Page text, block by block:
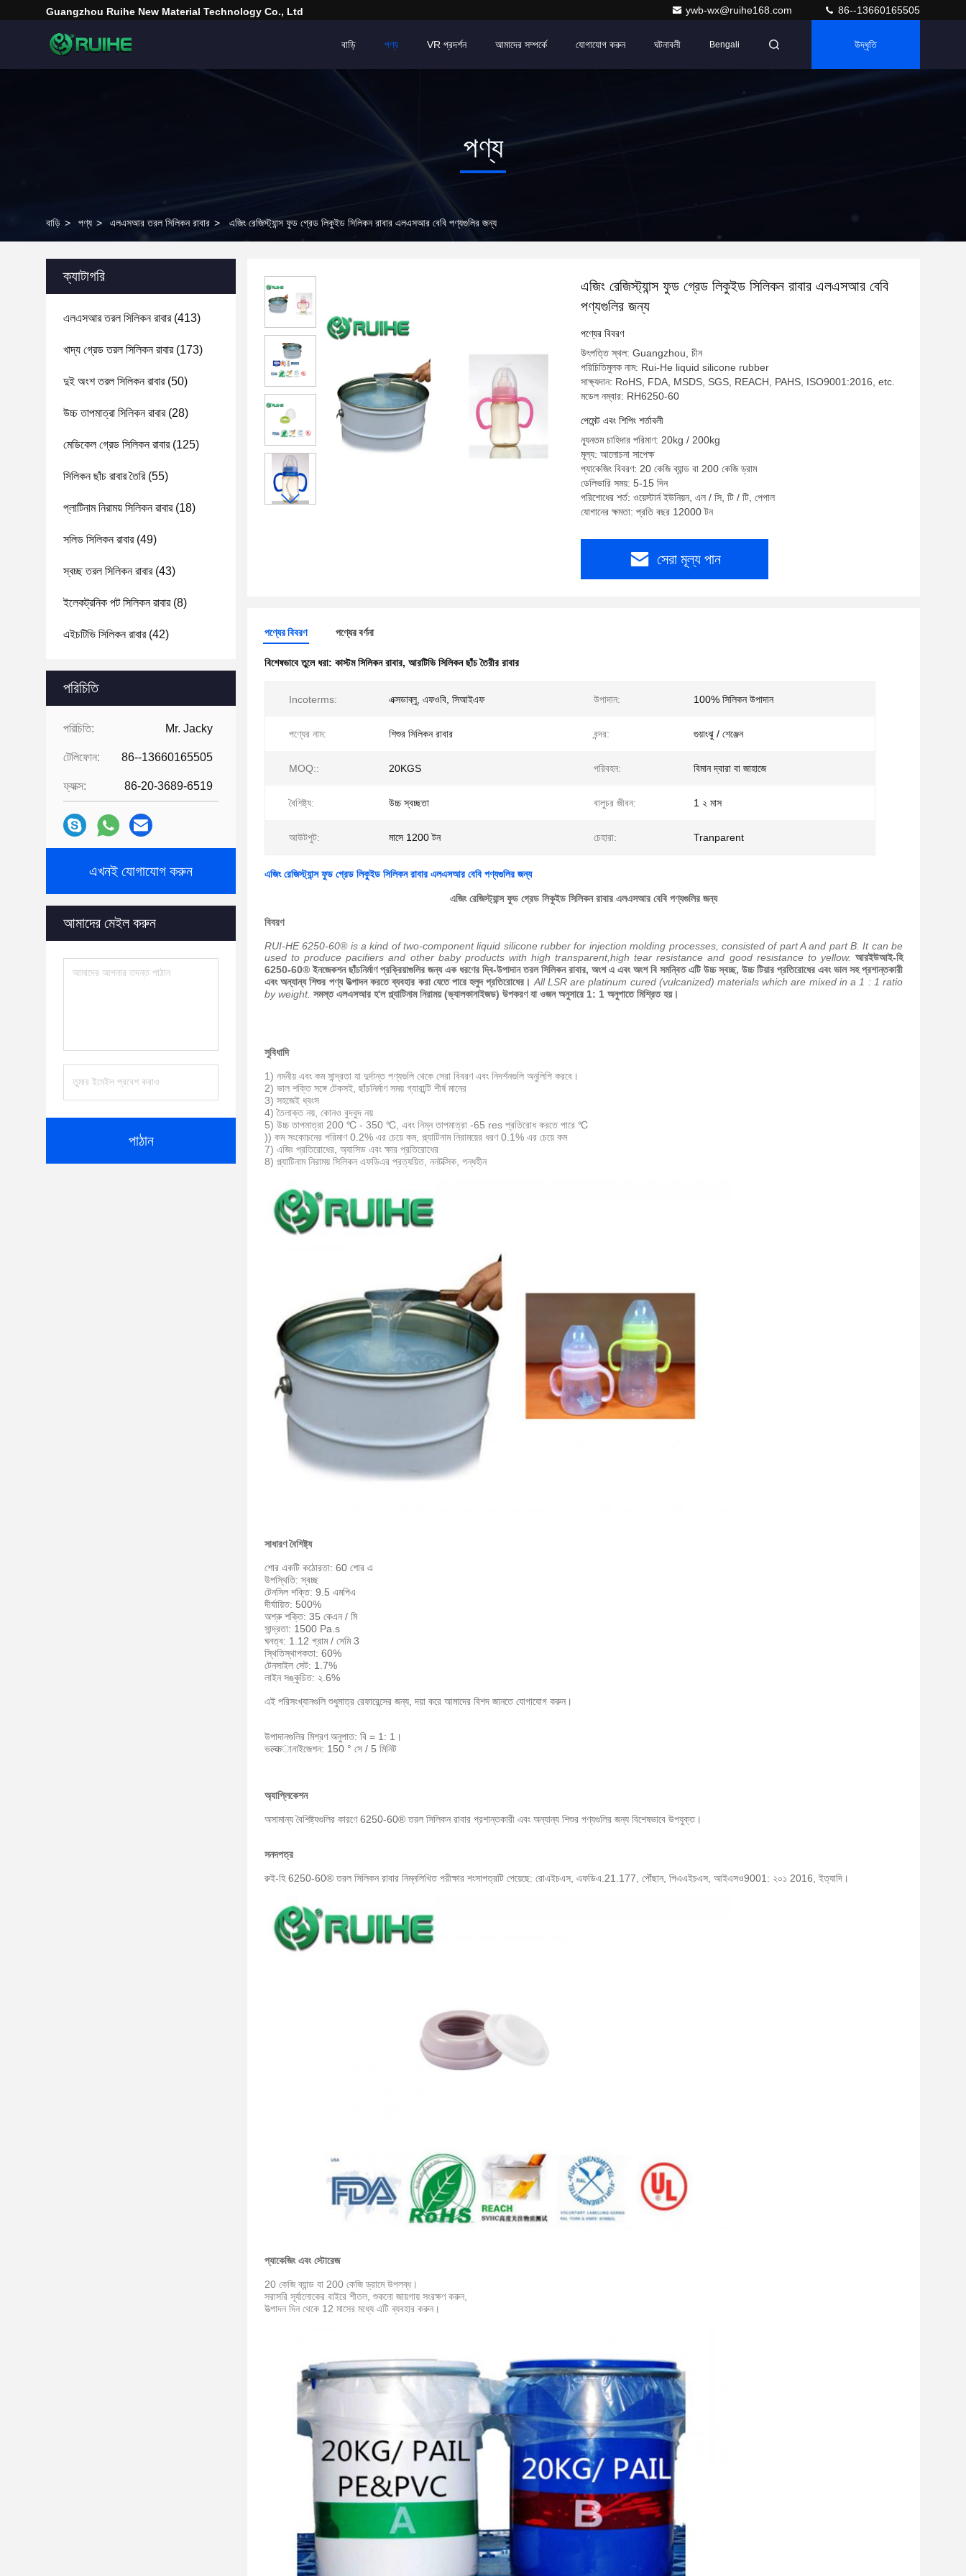
Guangzhou Ruihe New Material Technology Co., Ltd ywb-wx@ruihe168.com 86--13660165505
বাড়ি পণ্য VR প্রদর্শন আমাদের সম্পর্কে যোগাযোগ করুন ঘটনাবলী Bengali উদ্ধৃতি
পণ্য
বাড়ি > পণ্য > এলএসআর তরল সিলিকন রাবার > এজিং রেজিস্ট্যান্স ফুড গ্রেড লিকুইড সিলিকন রাবার এলএসআর বেবি পণ্যগুলির জন্য
ক্যাটাগরি
এলএসআর তরল সিলিকন রাবার(413)
খাদ্য গ্রেড তরল সিলিকন রাবার(173)
দুই অংশ তরল সিলিকন রাবার(50)
উচ্চ তাপমাত্রা সিলিকন রাবার(28)
মেডিকেল গ্রেড সিলিকন রাবার(125)
সিলিকন ছাঁচ রাবার তৈরি(55)
প্লাটিনাম নিরাময় সিলিকন রাবার(18)
সলিড সিলিকন রাবার(49)
স্বচ্ছ তরল সিলিকন রাবার(43)
ইলেকট্রনিক পট সিলিকন রাবার(8)
এইচটিভি সিলিকন রাবার(42)
পরিচিতি
পরিচিতি: Mr. Jacky
টেলিফোন: 86--13660165505
ফ্যাক্স: 86-20-3689-6519
এখনই যোগাযোগ করুন
আমাদের মেইল ​​করুন
পাঠান
এজিং রেজিস্ট্যান্স ফুড গ্রেড লিকুইড সিলিকন রাবার এলএসআর বেবি
পণ্যগুলির জন্য
পণ্যের বিবরণ
উৎপত্তি স্থল: Guangzhou, চীন
পরিচিতিমুলক নাম: Rui-He liquid silicone rubber
সাক্ষ্যদান: RoHS, FDA, MSDS, SGS, REACH, PAHS, ISO9001:2016, etc.
মডেল নম্বার: RH6250-60
পেমেন্ট এবং শিপিং শর্তাবলী
ন্যূনতম চাহিদার পরিমাণ: 20kg / 200kg
মূল্য: আলোচনা সাপেক্ষ
প্যাকেজিং বিবরণ: 20 কেজি ব্যান্ড বা 200 কেজি ড্রাম
ডেলিভারি সময়: 5-15 দিন
পরিশোধের শর্ত: ওয়েস্টার্ন ইউনিয়ন, এল / সি, টি / টি, পেপাল
যোগানের ক্ষমতা: প্রতি বছর 12000 টন
সেরা মূল্য পান
পণ্যের বিবরণ পণ্যের বর্ণনা
বিশেষভাবে তুলে ধরা: কাস্টম সিলিকন রাবার, আরটিভি সিলিকন ছাঁচ তৈরীর রাবার
Incoterms: এক্সডাব্লু, এফওবি, সিআইএফ উপাদান: 100% সিলিকন উপাদান
পণ্যের নাম: শিশুর সিলিকন রাবার বন্দর: গুয়াংঝু / শেঞ্জেন
MOQ:: 20KGS পরিবহন: বিমান দ্বারা বা জাহাজে
বৈশিষ্ট্য: উচ্চ স্বচ্ছতা বালুচর জীবন: 1 ২ মাস
আউটপুট: মাসে 1200 টন চেহারা: Tranparent
এজিং রেজিস্ট্যান্স ফুড গ্রেড লিকুইড সিলিকন রাবার এলএসআর বেবি পণ্যগুলির জন্য
এজিং রেজিস্ট্যান্স ফুড গ্রেড লিকুইড সিলিকন রাবার এলএসআর বেবি পণ্যগুলির জন্য
বিবরণ
RUI-HE 6250-60® is a kind of two-component liquid silicone rubber for injection molding processes, consisted of part A and part B. It can be
used to produce pacifiers and other baby products with high transparent,high tear resistance and good resistance to yellow. আরইউআই-হি
6250-60® ইনজেকশন ছাঁচনির্মাণ প্রক্রিয়াগুলির জন্য এক ধরণের দ্বি-উপাদান তরল সিলিকন রাবার, অংশ এ এবং অংশ বি সমন্বিত এটি উচ্চ স্বচ্ছ, উচ্চ টিয়ার প্রতিরোধের এবং ভাল সহ প্রশান্তকারী
এবং অন্যান্য শিশুর পণ্য উত্পাদন করতে ব্যবহার করা যেতে পারে হলুদ প্রতিরোধের। All LSR are platinum cured (vulcanized) materials which are mixed in a 1 : 1 ratio
by weight. সমস্ত এলএসআর হ'ল প্ল্যাটিনাম নিরাময় (ভ্যালকানাইজড) উপকরণ যা ওজন অনুসারে 1: 1 অনুপাতে মিশ্রিত হয়।
সুবিধাদি
1) নমনীয় এবং কম সান্দ্রতা যা দুর্দান্ত পণ্যগুলি থেকে সেরা বিবরণ এবং নিদর্শনগুলি অনুলিপি করবে।
2) ভাল শক্তি সঙ্গে টেকসই, ছাঁচনির্মাণ সময় গ্যারান্টি শীর্ষ মানের
3) সহজেই ধ্বংস
4) তৈলাক্ত নয়, কোনও বুদবুদ নয়
5) উচ্চ তাপমাত্রা 200 ℃ - 350 ℃, এবং নিম্ন তাপমাত্রা -65 res প্রতিরোধ করতে পারে ℃
)) কম সংকোচনের পরিমাণ 0.2% এর চেয়ে কম, প্ল্যাটিনাম নিরাময়ের ধরণ 0.1% এর চেয়ে কম
7) এজিং প্রতিরোধের, অ্যাসিড এবং ক্ষার প্রতিরোধের
8) প্ল্যাটিনাম নিরাময় সিলিকন এফডিএর প্রত্যয়িত, ননটক্সিক, গন্ধহীন
সাধারণ বৈশিষ্ট্য
শোর একটি কঠোরতা: 60 শোর এ
উপস্থিতি: স্বচ্ছ
টেনসিল শক্তি: 9.5 এমপিএ
দীর্ঘায়িত: 500%
অশ্রু শক্তি: 35 কেএন / মি
সান্দ্রতা: 1500 Pa.s
ঘনত্ব: 1.12 গ্রাম / সেমি 3
স্থিতিস্থাপকতা: 60%
টেনসাইল সেট: 1.7%
লাইন সঙ্কুচিত: ২.6%
এই পরিসংখ্যানগুলি শুধুমাত্র রেফারেন্সের জন্য, দয়া করে আমাদের বিশদ জানতে যোগাযোগ করুন।
উপাদানগুলির মিশ্রণ অনুপাত: বি = 1: 1।
ভल्कানাইজেশন: 150 ° সে / 5 মিনিট
অ্যাপ্লিকেশন
অসামান্য বৈশিষ্ট্যগুলির কারণে 6250-60® তরল সিলিকন রাবার প্রশান্তকারী এবং অন্যান্য শিশুর পণ্যগুলির জন্য বিশেষভাবে উপযুক্ত।
সনদপত্র
রুই-হি 6250-60® তরল সিলিকন রাবার নিম্নলিখিত পরীক্ষার শংসাপত্রটি পেয়েছে: রোএইচএস, এফডিএ.21.177, পৌঁছান, পিএএইচএস, আইএসও9001: ২০১ 2016, ইত্যাদি।
প্যাকেজিং এবং স্টোরেজ
20 কেজি ব্যান্ড বা 200 কেজি ড্রামে উপলব্ধ।
সরাসরি সূর্যালোকের বাইরে শীতল, শুকনো জায়গায় সংরক্ষণ করুন,
উত্পাদন দিন থেকে 12 মাসের মধ্যে এটি ব্যবহার করুন।